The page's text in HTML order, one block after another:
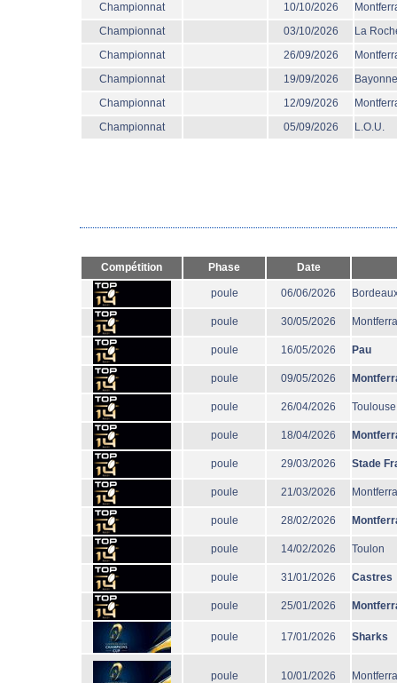
Championnat
10/10/2026
Championnat
03/10/2026
La
Championnat
26/09/2026
Championnat
19/09/2026
Bayonne
Championnat
12/09/2026
Championnat
05/09/2026 L.O.U.
Compétition Phase Date
poule 06/06/2026
poule 30/05/2026
poule 16/05/2026 Pau
poule 09/05/2026
poule 26/04/2026 Toulouse
poule 18/04/2026
poule 29/03/2026 Stade
poule 21/03/2026
poule 28/02/2026
poule 14/02/2026 Toulon
poule 31/01/2026 Castres
poule 25/01/2026
poule 17/01/2026 Sharks
poule 10/01/2026